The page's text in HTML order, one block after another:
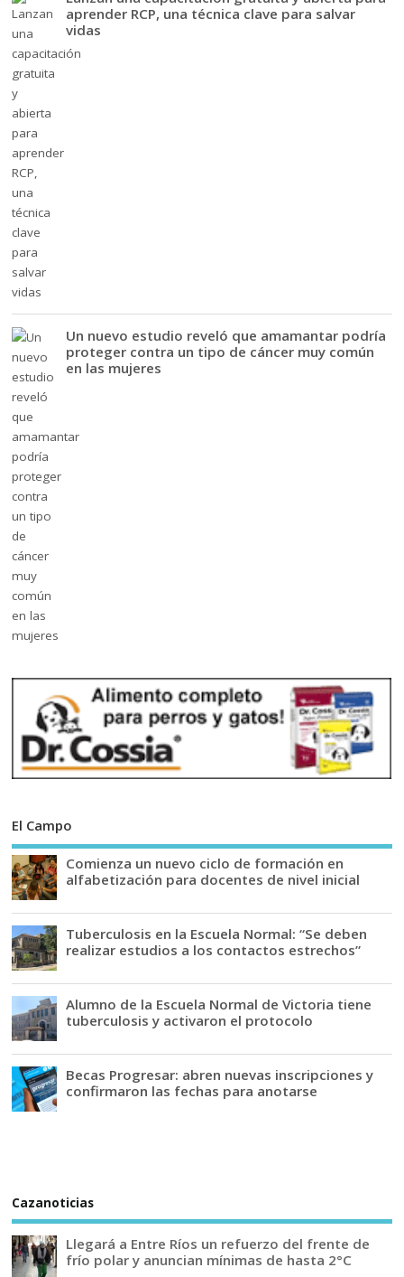
aprender RCP, una técnica clave para salvar
vidas
Un nuevo estudio reveló que amamantar podría
proteger contra un tipo de cáncer muy común
en las mujeres
El Campo
Comienza un nuevo ciclo de formación en
alfabetización para docentes de nivel inicial
Tuberculosis en la Escuela Normal: “Se deben
realizar estudios a los contactos estrechos”
Alumno de la Escuela Normal de Victoria tiene
tuberculosis y activaron el protocolo
Becas Progresar: abren nuevas inscripciones y
confirmaron las fechas para anotarse
Cazanoticias
Llegará a Entre Ríos un refuerzo del frente de
frío polar y anuncian mínimas de hasta 2°C